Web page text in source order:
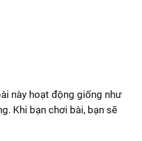
này hoạt động giống như
Khi bạn chơi bài, bạn sẽ